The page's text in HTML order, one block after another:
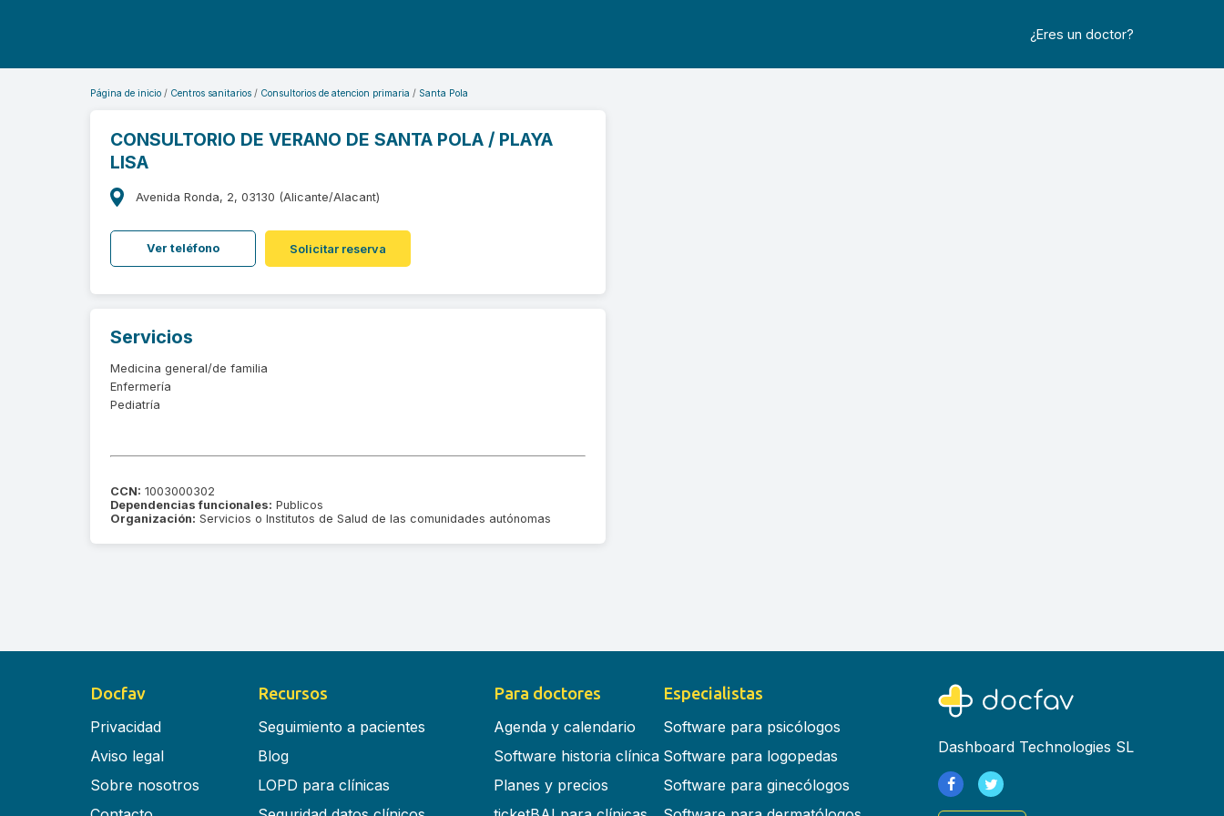
¿Eres un doctor?
Página de inicio Centros sanitarios Consultorios de atencion primaria Santa Pola
CONSULTORIO DE VERANO DE SANTA POLA / PLAYA
LISA
Avenida Ronda, 2, 03130 (Alicante/Alacant)
Ver teléfono Solicitar reserva
Servicios
Medicina general/de familia
Enfermería
Pediatría
CCN: 1003000302
Dependencias funcionales: Publicos
Organización: Servicios o Institutos de Salud de las comunidades autónomas
Docfav
Privacidad
Aviso legal
Sobre nosotros
Recursos
Seguimiento a pacientes
Blog
LOPD para clínicas
Para doctores
Agenda y calendario
Software historia clínica
Planes y precios
Especialistas
Software para psicólogos
Software para logopedas
Software para ginecólogos
Dashboard Technologies SL